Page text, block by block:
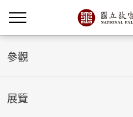
首頁
參觀
展覽